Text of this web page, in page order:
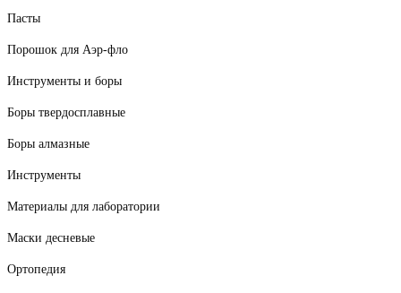
Пасты
Порошок для Аэр-фло
Инструменты и боры
Боры твердосплавные
Боры алмазные
Инструменты
Материалы для лаборатории
Маски десневые
Ортопедия